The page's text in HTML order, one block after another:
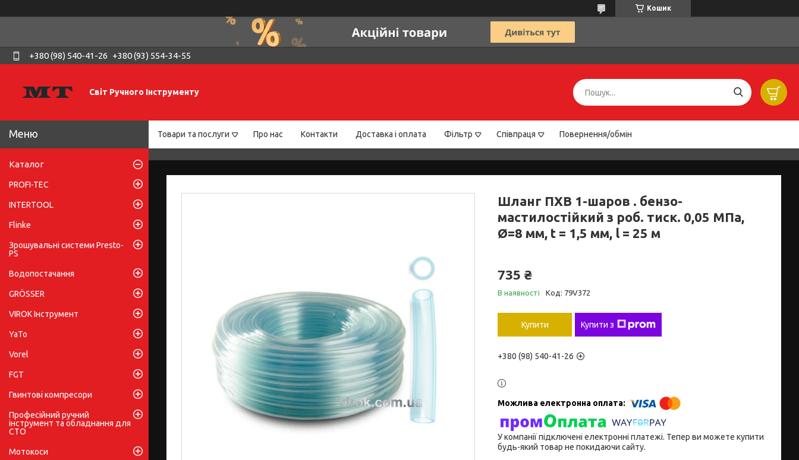
Кошик
+380 (98) 540-41-26 +380 (93) 554-34-55
Світ Ручного Інструменту
Товари та послуги Про нас Контакти Доставка і оплата Фільтр Співпраця Повернення/обмін
Шланг ПХВ 1-шаров . бензо-
мастилостійкий з роб. тиск. 0,05 МПа,
Ø=8 мм, t = 1,5 мм, l = 25 м
735 ₴
В наявності Код: 79V372
Купити Купити з
+380 (98) 540-41-26
У компанії підключені електронні платежі. Тепер ви можете купити
будь-який товар не покидаючи сайту.
Каталог
PROFI-TEC
INTERTOOL
Flinke
Зрошувальні системи Presto-
PS
Водопостачання
GRÖSSER
VIROK Інструмент
YaTo
Vorel
FGT
Гвинтові компресори
Професійний ручний
інструмент та обладнання для
СТО
Мотокоси